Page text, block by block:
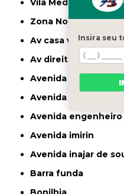
Vila Medeiros
Zona Norte
av casa verde
av direitos humanos
avenida casa verde
avenida deputado
avenida
avenida imirin
avenida inajar de
barra funda
Insira seu